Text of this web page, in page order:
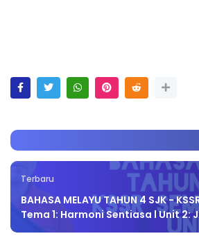
Terbaru
BAHASA MELAYU TAHUN 4 SJK -
Tema 1: Harmoni Sentiasa l Unit 2: